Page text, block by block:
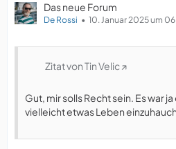
Das neue Forum
De Rossi 10. Januar 2025 um
Zitat von Tin Velic
Gut, mir solls Recht sein. Es war
vielleicht etwas Leben